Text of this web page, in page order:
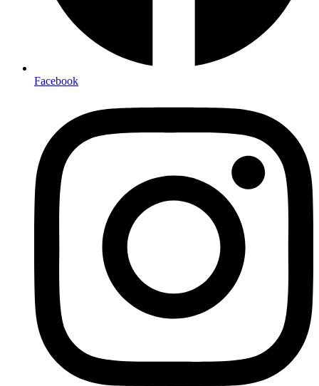
Facebook